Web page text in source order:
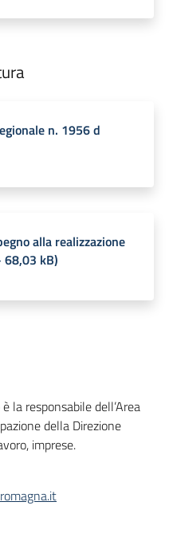
n. 1956 d
alla realizzazione
68,03 kB)
la responsabile dell’Area
della Direzione
imprese.